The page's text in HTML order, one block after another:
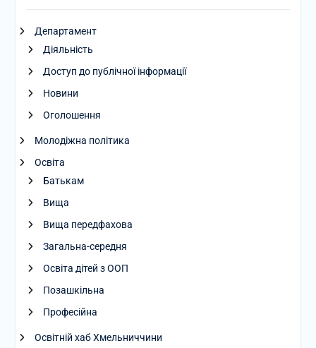
Департамент
Діяльність
Доступ до публічної інформації
Новини
Оголошення
Молодіжна політика
Освіта
Батькам
Вища
Вища передфахова
Загальна-середня
Освіта дітей з ООП
Позашкільна
Професійна
Освітній хаб Хмельниччини